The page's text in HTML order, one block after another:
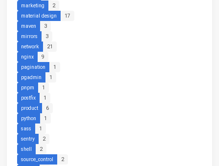
marketing
2
material design
17
maven
3
mirrors
3
network
21
nginx
9
pagination
1
pgadmin
1
pnpm
1
postfix
1
product
6
python
1
sass
1
sentry
2
shell
2
source_control
2